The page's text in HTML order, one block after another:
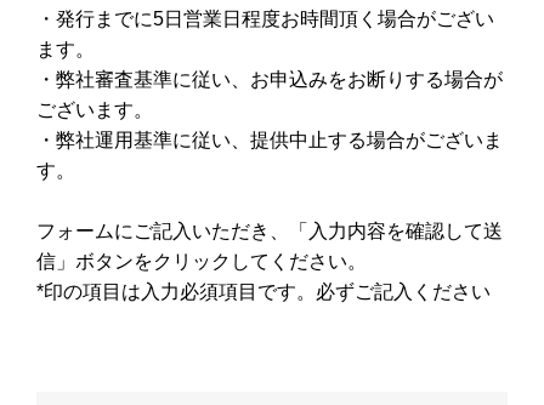
・発行までに5日営業日程度お時間頂く場合がござい
ます。
・弊社審査基準に従い、お申込みをお断りする場合が
ございます。
・弊社運用基準に従い、提供中止する場合がございま
す。
フォームにご記入いただき、「入力内容を確認して送
信」ボタンをクリックしてください。
*印の項目は入力必須項目です。必ずご記入ください